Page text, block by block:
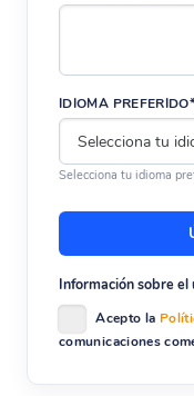
IDIOMA PREFERIDO*
Selecciona tu idioma
Información sobre
Acepto la
comunicaciones